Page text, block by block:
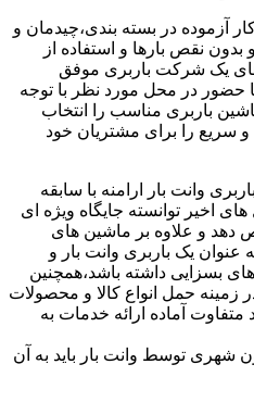
آزموده در بسته بندی،چیدمان و
نقص بارها و استفاده از
های یک شرکت باربری موفق
حضور در محل مورد نظر با توجه
باربری مناسب را انتخاب
سریع را برای مشتریان خود
وانت بار ارامنه با سابقه
اخیر توانسته جایگاه ویژه ای
دهد و علاوه بر ماشین های
یک باربری وانت بار و
بسزایی داشته باشد،همچنین
زمینه حمل انواع کالا و محصولات
آماده ارائه خدمات به
شهری توسط وانت بار باید به آن